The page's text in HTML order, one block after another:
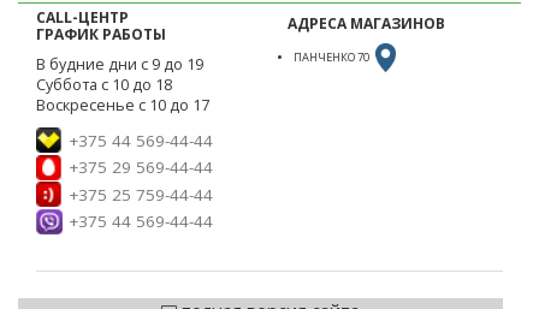
CALL-ЦЕНТР
ГРАФИК РАБОТЫ
В будние дни с 9 до 19
Суббота с 10 до 18
Воскресенье с 10 до 17
+375 44 569-44-44
+375 29 569-44-44
+375 25 759-44-44
+375 44 569-44-44
АДРЕСА МАГАЗИНОВ
ПАНЧЕНКО 70